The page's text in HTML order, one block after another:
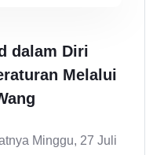
dalam Diri
Melalui
Minggu, 27 Juli